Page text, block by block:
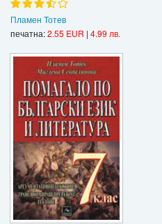
Пламен Тотев
печатна:2.55 EUR | 4.99 лв.